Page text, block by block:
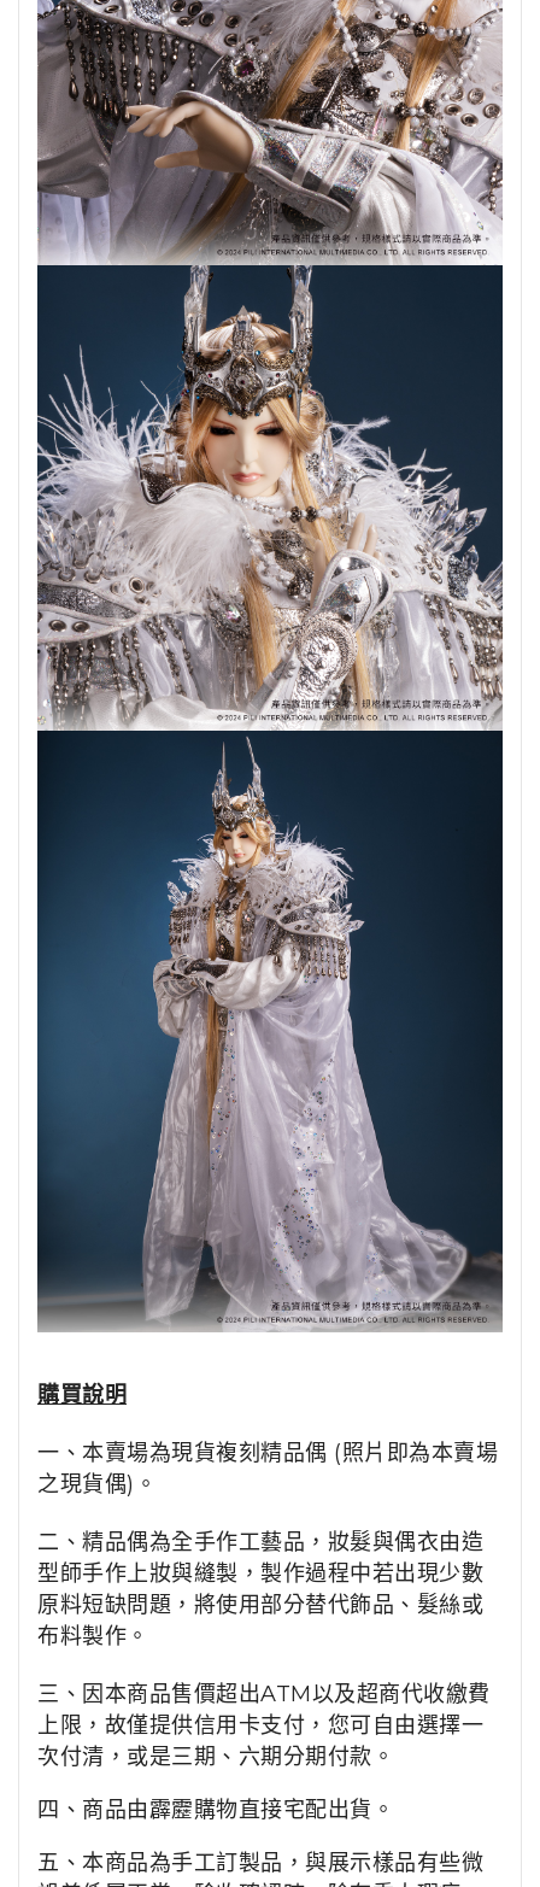
購買說明
一、本賣場為現貨複刻精品偶 (照片即為本賣場
之現貨偶)。
二、 精品偶為全手作工藝品，妝髮與偶衣由造
型師手作上妝與縫製，製作過程中若出現少數
原料短缺問題，將使用部分替代飾品、髮絲或
布料製作。
三、因本商品售價超出ATM以及超商代收繳費
上限，故僅提供信用卡支付，您可自由選擇一
次付清，或是三期、六期分期付款。
四、商品由霹靂購物直接宅配出貨。
五、本商品為手工訂製品，與展示樣品有些微